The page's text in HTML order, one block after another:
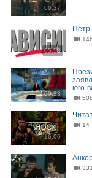
00:37
05:53
Петр
00:23
юго-
16:06
14